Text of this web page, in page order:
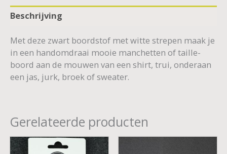
Beschrijving
Met deze zwart boordstof met witte strepen maak je
in een handomdraai mooie manchetten of taille-
boord aan de mouwen van een shirt, trui, onderaan
een jas, jurk, broek of sweater.
Gerelateerde producten